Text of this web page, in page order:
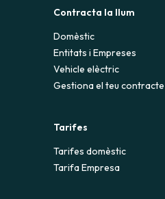
Contracta la llum
Domèstic
Entitats i Empreses
Vehicle elèctric
Gestiona el teu contracte
Tarifes
Tarifes domèstic
Tarifa Empresa